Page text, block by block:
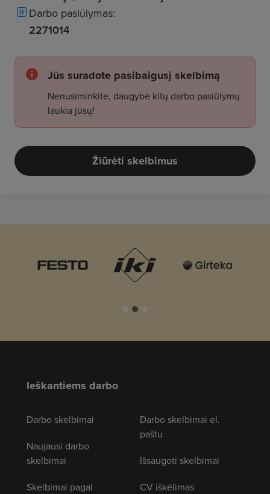
Darbo pasiūlymas:
2271014
Jūs suradote pasibaigusį skelbimą
Nenusiminkite, daugybė kitų darbo pasiūlymų
laukia jūsų!
Žiūrėti skelbimus
Ieškantiems darbo
Darbo skelbimai
Naujausi darbo
skelbimai
Skelbimai pagal
Darbo skelbimai el.
paštu
Išsaugoti skelbimai
CV iškėlimas